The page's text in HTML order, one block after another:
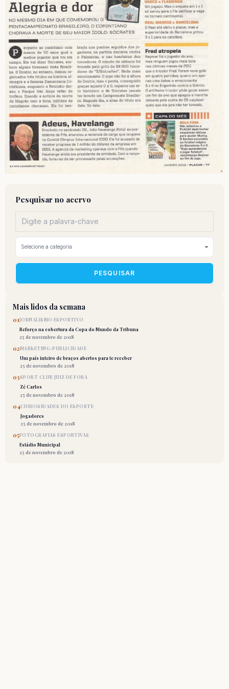
Pesquisar no acervo
PESQUISAR
Mais lidos da semana
01JORNALISMO ESPORTIVO
Reforço na cobertura da Copa do Mundo da Tribuna
25 de novembro de 2018
02MARKETING-PUBLICIDADE
Um país inteiro de braços abertos para te receber
25 de novembro de 2018
03SPORT CLUB JUIZ DE FORA
Zé Carlos
25 de novembro de 2018
04CURIOSIDADES DO ESPORTE
Jogadores
25 de novembro de 2018
05FOTOGRAFIAS ESPORTIVAS
Estádio Municipal
25 de novembro de 2018